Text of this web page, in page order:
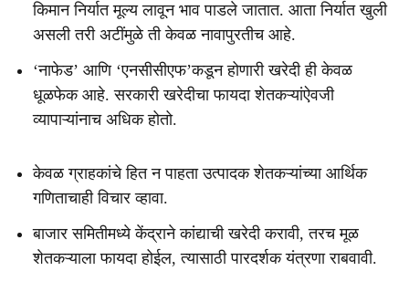
किमान निर्यात मूल्य लावून भाव पाडले जातात. आता निर्यात खुली
असली तरी अटींमुळे ती केवळ नावापुरतीच आहे.
‘नाफेड’ आणि ‘एनसीसीएफ’कडून होणारी खरेदी ही केवळ
धूळफेक आहे. सरकारी खरेदीचा फायदा शेतकऱ्यांऐवजी
व्यापाऱ्यांनाच अधिक होतो.
केवळ ग्राहकांचे हित न पाहता उत्पादक शेतकऱ्यांच्या आर्थिक
गणिताचाही विचार व्हावा.
बाजार समितीमध्ये केंद्राने कांद्याची खरेदी करावी, तरच मूळ
शेतकऱ्याला फायदा होईल, त्यासाठी पारदर्शक यंत्रणा राबवावी.